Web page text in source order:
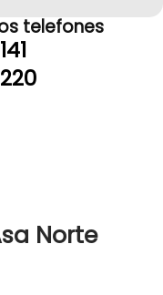
telefones
Norte